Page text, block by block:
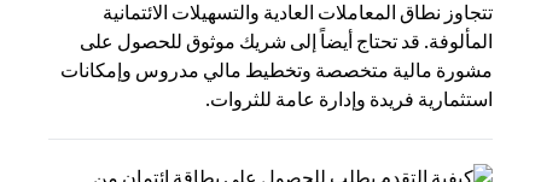
تتجاوز نطاق المعاملات العادية والتسهيلات الائتمانية
المألوفة. قد تحتاج أيضاً إلى شريك موثوق للحصول على
مشورة مالية متخصصة وتخطيط مالي مدروس وإمكانات
استثمارية فريدة وإدارة عامة للثروات.